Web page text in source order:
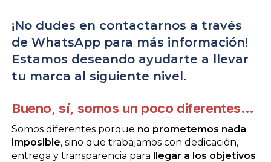
¡No dudes en contactarnos a través
de WhatsApp para más información!
Estamos deseando ayudarte a llevar
tu marca al siguiente nivel.
Bueno, sí, somos un poco diferentes…
Somos diferentes porque no prometemos nada
imposible, sino que trabajamos con dedicación,
entrega y transparencia para llegar a los objetivos